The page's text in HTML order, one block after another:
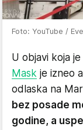
Foto: YouTube /
U objavi koja
Mask je izneo
odlaska na
bez posade
godine, a